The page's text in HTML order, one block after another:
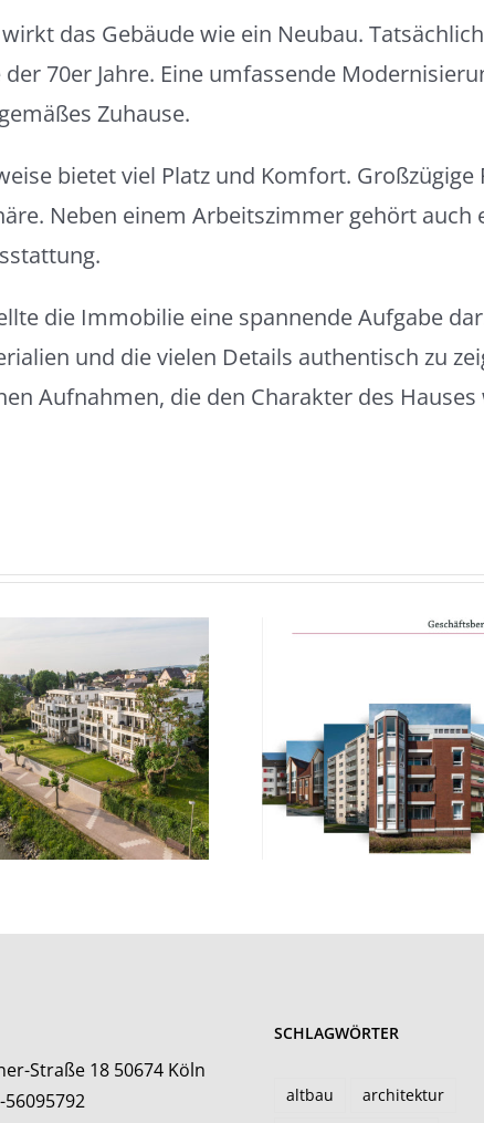
das Gebäude wie ein Neubau.
70er Jahre. Eine umfassende
Zuhause.
bietet viel Platz und Komfort. Großzügige
Neben einem Arbeitszimmer gehört auch
die Immobilie eine spannende Aufgabe
und die vielen Details authentisch zu
Aufnahmen, die den Charakter des
Straße 18 50674 Köln
56095792
SCHLAGWÖRTER
altbau architektur